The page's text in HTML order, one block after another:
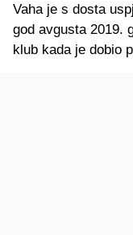
Vaha je s dosta
god avgusta 2019.
klub kada je dobio